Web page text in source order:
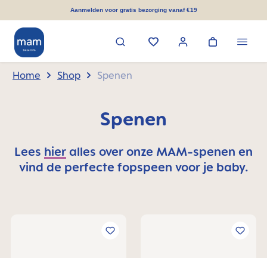
Aanmelden voor gratis bezorging vanaf €19
Home Shop Spenen
Spenen
Lees hier alles over onze MAM-spenen en
vind de perfecte fopspeen voor je baby.